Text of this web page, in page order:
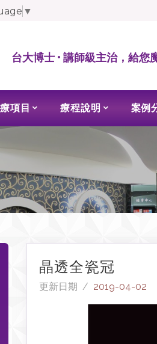
▼
台大博士 • 講師級主治，給您
項目 療程說明 案例
晶透全瓷冠
更新日期 / 2019-04-02